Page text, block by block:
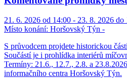
21. 6. 2026 od 14:00 - 23. 8. 2026 do
Místo konání: Horšovský Týn -
S průvodcem projdete historickou
Součástí je i prohlídka interiérů
Termíny: 21.6., 12.7., 2.8. a
informačního centra Horšovský Týn.